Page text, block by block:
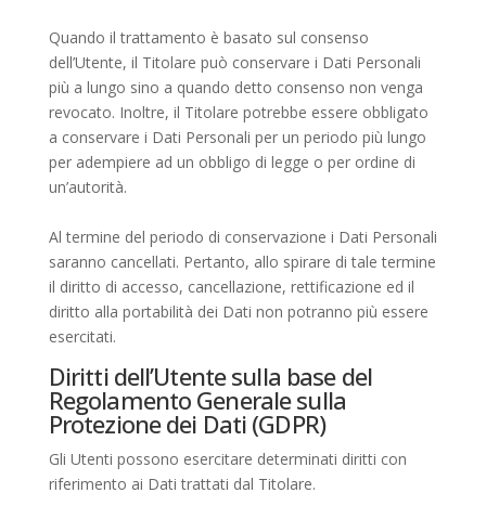
Quando il trattamento è basato sul consenso
dell’Utente, il Titolare può conservare i Dati Personali
più a lungo sino a quando detto consenso non venga
revocato. Inoltre, il Titolare potrebbe essere obbligato
a conservare i Dati Personali per un periodo più lungo
per adempiere ad un obbligo di legge o per ordine di
un’autorità.
Al termine del periodo di conservazione i Dati Personali
saranno cancellati. Pertanto, allo spirare di tale termine
il diritto di accesso, cancellazione, rettificazione ed il
diritto alla portabilità dei Dati non potranno più essere
esercitati.
Diritti dell’Utente sulla base del
Regolamento Generale sulla
Protezione dei Dati (GDPR)
Gli Utenti possono esercitare determinati diritti con
riferimento ai Dati trattati dal Titolare.